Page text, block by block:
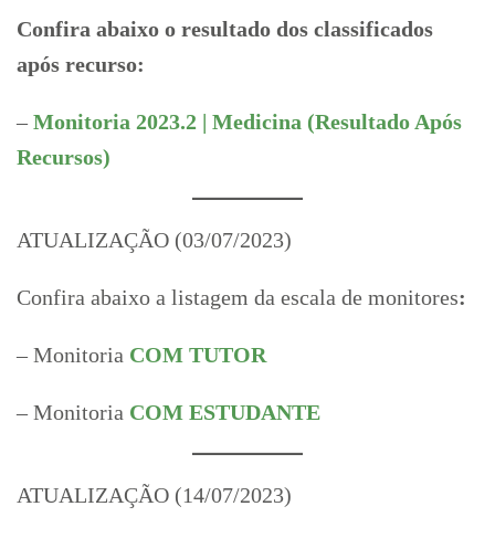
Confira abaixo o resultado dos classificados
após recurso:
–Monitoria 2023.2 | Medicina (Resultado Após
Recursos)
ATUALIZAÇÃO (03/07/2023)
Confira abaixo a listagem da escala de monitores:
– Monitoria COM TUTOR
– Monitoria COM ESTUDANTE
ATUALIZAÇÃO (14/07/2023)